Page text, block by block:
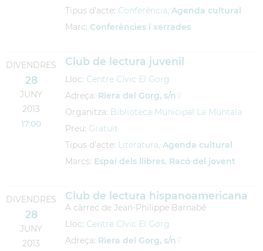
Tipus d'acte: Conferència, Agenda cultural
Marc: Conferències i xerrades
DIVENDRES
28
JUNY
2013
17:00
Club de lectura juvenil
Lloc: Centre Cívic El Gorg
Adreça: Riera del Gorg, s/n
Organitza: Biblioteca Municipal La Muntala
Preu: Gratuït
Tipus d'acte: Literatura, Agenda cultural
Marcs: Espai dels llibres, Racó del jovent
DIVENDRES
28
JUNY
2013
Club de lectura hispanoamericana
A càrrec de Jean-Philippe Barnabé
Lloc: Centre Cívic El Gorg
Adreça: Riera del Gorg, s/n